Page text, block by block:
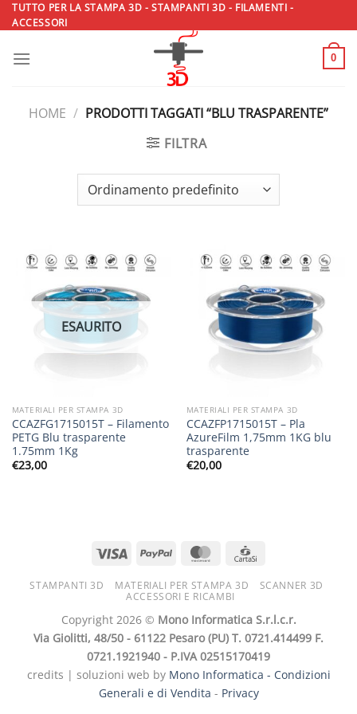
Salta
ai
TUTTO PER LA STAMPA 3D - STAMPANTI 3D - FILAMENTI -
ACCESSORI
0
HOME / PRODOTTI TAGGATI “BLU TRASPARENTE”
FILTRA
ESAURITO
MATERIALI PER STAMPA 3D
CCAZFG1715015T – Filamento
PETG Blu trasparente
1.75mm 1Kg
€23,00
MATERIALI PER STAMPA 3D
CCAZFP1715015T – Pla
AzureFilm 1,75mm 1KG blu
trasparente
€20,00
STAMPANTI 3D MATERIALI PER STAMPA 3D
SCANNER 3D
ACCESSORI E RICAMBI
Copyright 2026 © Mono Informatica S.r.l.c.r.
Via Giolitti, 48/50 - 61122 Pesaro (PU) T. 0721.414499 F.
0721.1921940 - P.IVA 02515170419
credits | soluzioni web by Mono Informatica - Condizioni
Generali e di Vendita - Privacy